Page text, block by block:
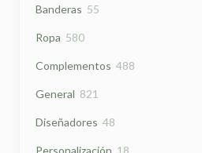
Banderas 55
Ropa 580580
Complementos 488
General 821
Diseñadores 48
Personalización 18